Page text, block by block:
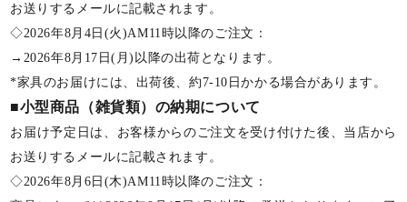
お送りするメールに記載されます。
◇2026年8月4日(火)AM11時以降のご注文：
→2026年8月17日(月)以降の出荷となります。
*家具のお届けには、出荷後、約7-10日かかる場合があります。
■小型商品（雑貨類）の納期について
お届け予定日は、お客様からのご注文を受け付けた後、当店から
お送りするメールに記載されます。
◇2026年8月6日(木)AM11時以降のご注文：